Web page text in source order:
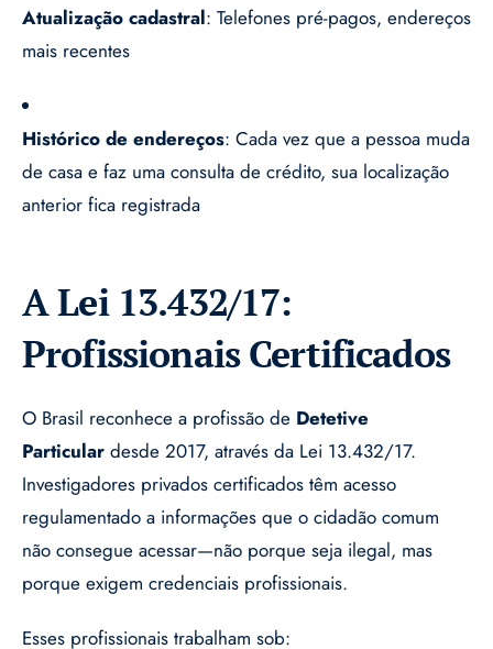
Atualização cadastral: Telefones pré-pagos, endereços
mais recentes
Histórico de endereços: Cada vez que a pessoa muda
de casa e faz uma consulta de crédito, sua localização
anterior fica registrada
A Lei 13.432/17:
Profissionais Certificados
O Brasil reconhece a profissão de Detetive
Particular desde 2017, através da Lei 13.432/17.
Investigadores privados certificados têm acesso
regulamentado a informações que o cidadão comum
não consegue acessar—não porque seja ilegal, mas
porque exigem credenciais profissionais.
Esses profissionais trabalham sob: